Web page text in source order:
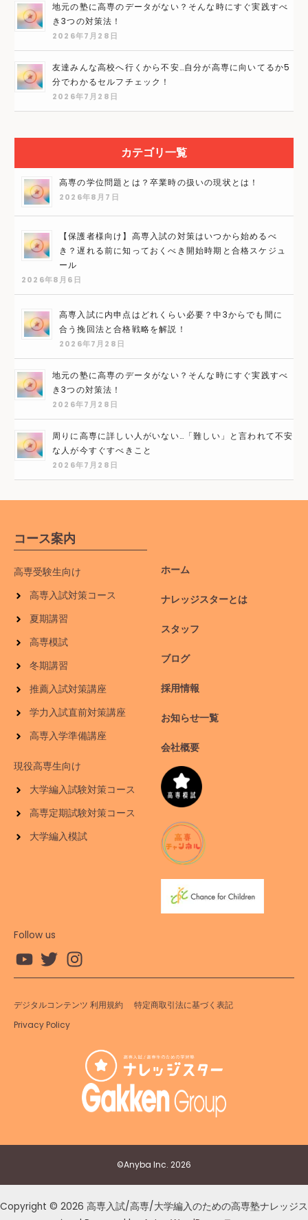
地元の塾に高専のデータがない？そんな時にすぐ実践すべ
き3つの対策法！
2026年7月28日
友達みんな高校へ行くから不安…自分が高専に向いてるか5
分でわかるセルフチェック！
2026年7月28日
カテゴリ一覧
高専の学位問題とは？卒業時の扱いの現状とは！
2026年8月7日
【保護者様向け】高専入試の対策はいつから始めるべ
き？遅れる前に知っておくべき開始時期と合格スケジュ
ール
2026年8月6日
高専入試に内申点はどれくらい必要？中3からでも間に
合う挽回法と合格戦略を解説！
2026年7月28日
地元の塾に高専のデータがない？そんな時にすぐ実践すべ
き3つの対策法！
2026年7月28日
周りに高専に詳しい人がいない…「難しい」と言われて不安
な人が今すぐすべきこと
2026年7月28日
コース案内
高専受験生向け
高専入試対策コース
夏期講習
高専模試
冬期講習
推薦入試対策講座
学力入試直前対策講座
高専入学準備講座
現役高専生向け
大学編入試験対策コース
高専定期試験対策コース
大学編入模試
ホーム
ナレッジスターとは
スタッフ
ブログ
採用情報
お知らせ一覧
会社概要
Follow us
デジタルコンテンツ 利用規約
特定商取引法に基づく表記
Privacy Policy
©︎Anyba Inc. 2026
Copyright © 2026 高専入試/高専/大学編入のための高専塾ナレッジス